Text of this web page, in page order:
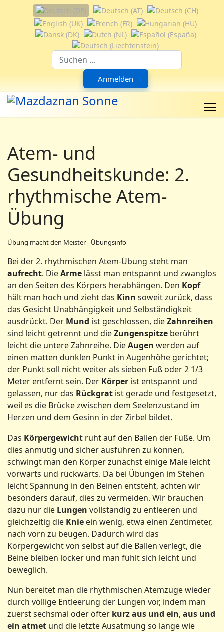
Sprache auswählen
Anmelden
Atem- und
Gesundheitskunde: 2.
rhythmische Atem-
Übung
Übung macht den Meister - Übungsinfo
Bei der 2. rhythmischen Atem-Übung steht man
aufrecht. DieArme lässt man entspannt und zwanglos
an den Seiten des Körpers herabhängen. Den Kopf
hält man hoch und zieht das Kinn soweit zurück, dass
das Gesicht Unabhängigkeit und Selbständigkeit
ausdrückt. Der Mund ist geschlossen, dieZahnreihen
sind leicht getrennt und dieZungenspitze berührt
leicht die untere Zahnreihe. DieAugen werden auf
einen matten dunklen Punkt in Augenhöhe gerichtet;
der Punkt soll nicht weiter als sieben Fuß oder 2 1/3
Meter entfernt sein. Der Körper ist entspannt und
gelassen, nur das Rückgrat ist gerade und festgesetzt,
weil es die Brücke zwischen dem Seelenzustand im
Herzen und dem Gesinn in der Zirbel bildet.
Das Körpergewicht ruht auf den Ballen der Füße. Um
dies anmutig und sicher ausführen zu können,
schwingt man den Körper zunächst einige Male leicht
vorwärts und rückwärts. Da bei Übungen im Stehen
leicht Spannung in den Beinen entsteht, achten wir
besonders darauf, dies zu vermeiden. Wir brauchen
dazu nur die Lungen vollständig zu entleeren und
gleichzeitig die Knie ein wenig, etwa einen Zentimeter,
nach vorn zu beugen. Dadurch wird das
Körpergewicht von selbst auf die Ballen verlegt, die
Beine bleiben locker und man fühlt sich leicht und
beweglich.
Nun bereitet man die rhythmischen Atemzüge wieder
durch völlige Entleerung der Lungen vor, indem man
zuerst sechsmal oder öfter kurzaus und ein, aus und
ein atmet und die letzte Ausatmung so lange wie